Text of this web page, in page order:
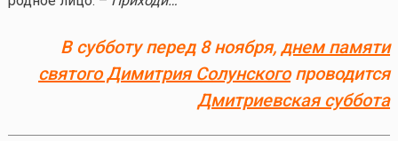
В субботу перед 8 ноября,днем памяти
святого Димитрия Солунскогопроводится
Дмитриевская суббота